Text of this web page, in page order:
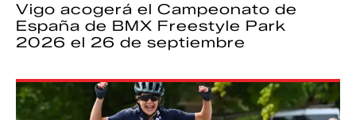
Vigo acogerá el Campeonato de
España de BMX Freestyle Park
2026 el 26 de septiembre